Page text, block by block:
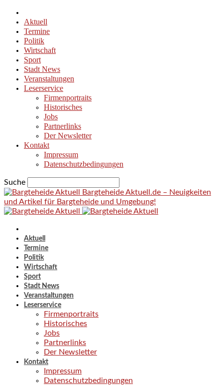
Aktuell
Termine
Politik
Wirtschaft
Sport
Stadt News
Veranstaltungen
Leserservice
Firmenportraits
Historisches
Jobs
Partnerlinks
Der Newsletter
Kontakt
Impressum
Datenschutzbedingungen
Suche
Bargteheide Aktuell.de – Neuigkeiten
und Artikel für Bargteheide und Umgebung!
Aktuell
Termine
Politik
Wirtschaft
Sport
Stadt News
Veranstaltungen
Leserservice
Firmenportraits
Historisches
Jobs
Partnerlinks
Der Newsletter
Kontakt
Impressum
Datenschutzbedingungen